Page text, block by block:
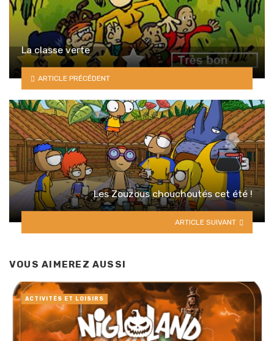
La classe verte
ARTICLE PRÉCÉDENT
Les Zouzous chouchoutés cet été !
ARTICLE SUIVANT
VOUS AIMEREZ AUSSI
ACTIVITÉS ET LOISIRS